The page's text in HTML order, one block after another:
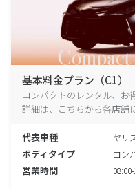
基本料金プラン（C1）
コンパクトのレンタル、お
詳細は、こちらから各店舗
代表車種 ヤリ
ボディタイプ コン
営業時間